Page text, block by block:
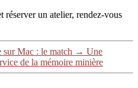
réserver un atelier, rendez-vous
Mac : le match → Une
de la mémoire minière